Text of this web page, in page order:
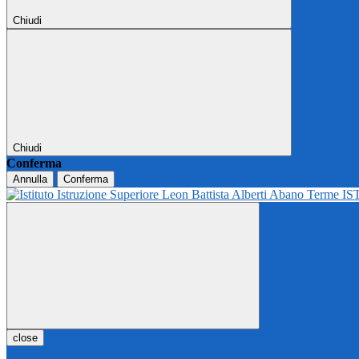
Chiudi
Chiudi
Conferma
Annulla Conferma
close